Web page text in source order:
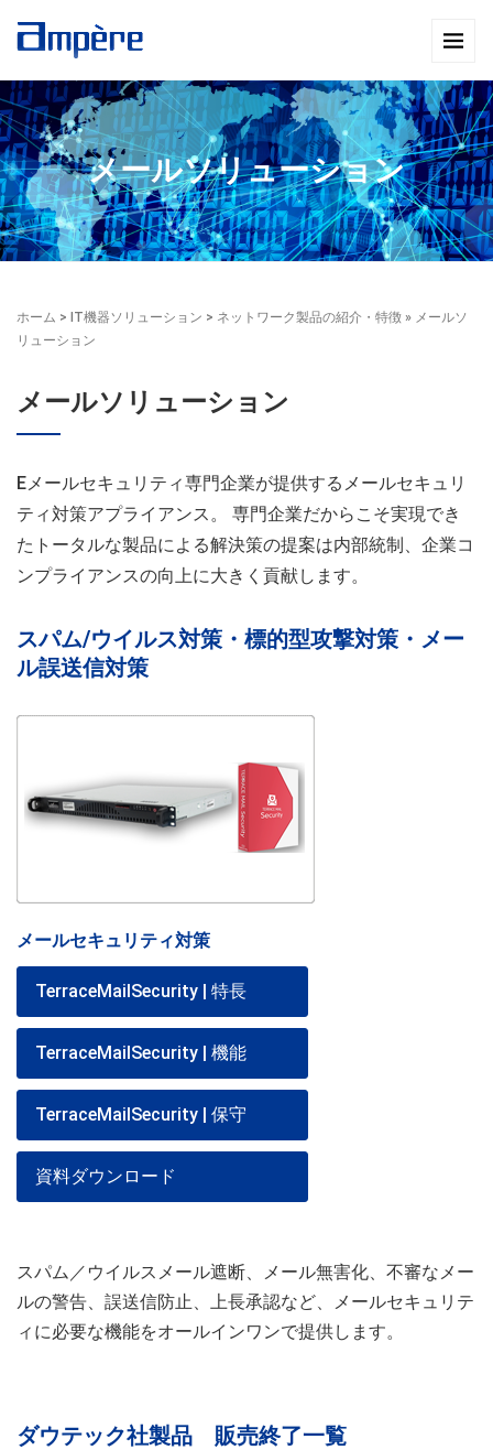
メールソリューション
ホーム > IT機器ソリューション > ネットワーク製品の紹介・特徴 » メールソ
リューション
メールソリューション
Eメールセキュリティ専門企業が提供するメールセキュリ
ティ対策アプライアンス。 専門企業だからこそ実現でき
たトータルな製品による解決策の提案は内部統制、企業コ
ンプライアンスの向上に大きく貢献します。
スパム/ウイルス対策・標的型攻撃対策・メー
ル誤送信対策
メールセキュリティ対策
TerraceMailSecurity | 特長
TerraceMailSecurity | 機能
TerraceMailSecurity | 保守
資料ダウンロード
スパム／ウイルスメール遮断、メール無害化、不審なメー
ルの警告、誤送信防止、上長承認など、メールセキュリテ
ィに必要な機能をオールインワンで提供します。
ダウテック社製品 販売終了一覧